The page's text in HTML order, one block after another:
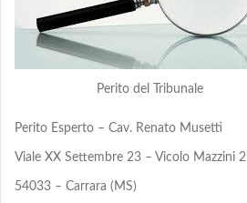
Perito del Tribunale
Perito Esperto – Cav. Renato Musetti
Viale XX Settembre 23 – Vicolo Mazzini 2
54033 – Carrara (MS)